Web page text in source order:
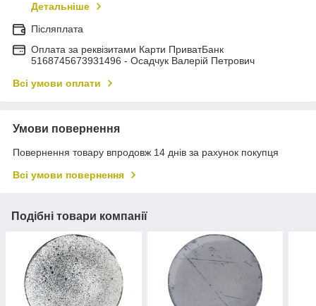
Детальніше
Післяплата
Оплата за реквізитами Карти ПриватБанк
5168745673931496 - Осадчук Валерій Петрович
Всі умови оплати
Умови повернення
Повернення товару впродовж 14 днів за рахунок покупця
Всі умови повернення
Подібні товари компанії